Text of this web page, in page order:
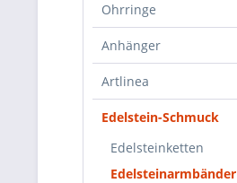
Ohrringe
Anhänger
Artlinea
Edelstein-Schmuck
Edelsteinketten
Edelsteinarmbänder